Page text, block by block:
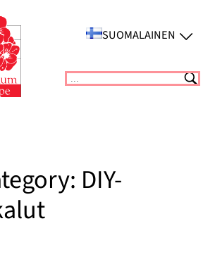
SUOMALAINEN
Suchen
DIY-